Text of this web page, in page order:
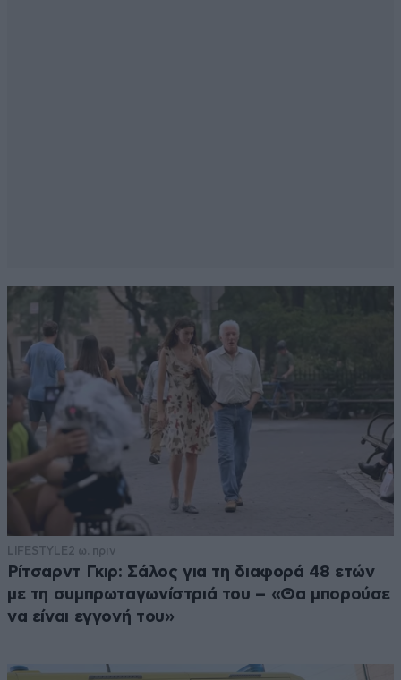
LIFESTYLE 2 ω. πριν
Ρίτσαρντ Γκιρ: Σάλος για τη διαφορά 48 ετών
με τη συμπρωταγωνίστριά του – «Θα μπορούσε
να είναι εγγονή του»